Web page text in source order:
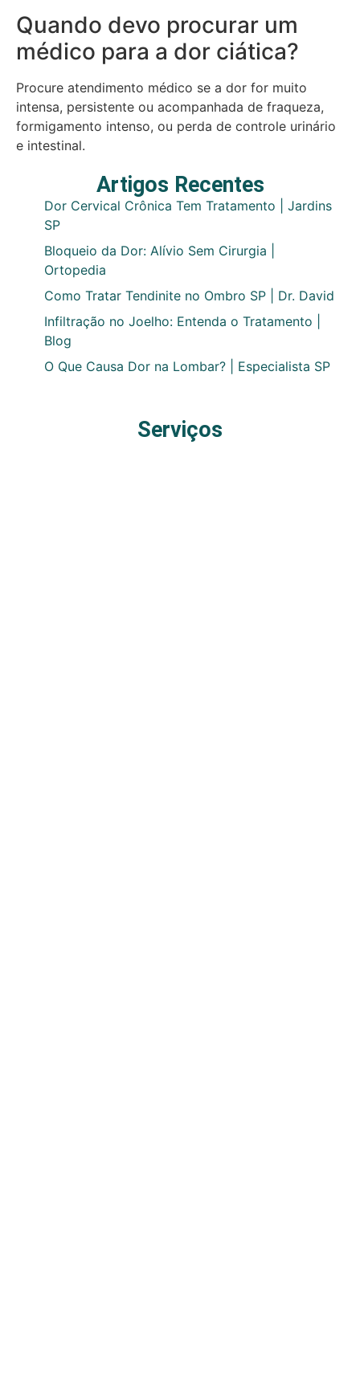
Quando devo procurar um
médico para a dor ciática?
Procure atendimento médico se a dor for muito
intensa, persistente ou acompanhada de fraqueza,
formigamento intenso, ou perda de controle urinário
e intestinal.
Artigos Recentes
Dor Cervical Crônica Tem Tratamento | Jardins
SP
Bloqueio da Dor: Alívio Sem Cirurgia |
Ortopedia
Como Tratar Tendinite no Ombro SP | Dr. David
Infiltração no Joelho: Entenda o Tratamento |
Blog
O Que Causa Dor na Lombar? | Especialista SP
Serviços